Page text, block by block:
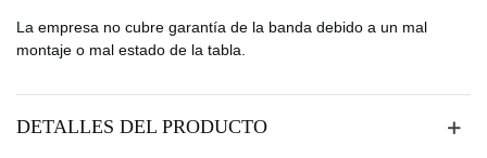
La empresa no cubre garantía de la banda debido a un mal
montaje o mal estado de la tabla.
DETALLES DEL PRODUCTO